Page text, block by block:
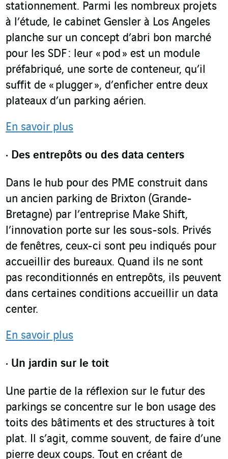
stationnement. Parmi les nombreux projets
à l’étude, le cabinet Gensler à Los Angeles
planche sur un concept d’abri bon marché
pour les SDF : leur « pod » est un module
préfabriqué, une sorte de conteneur, qu’il
suffit de « plugger », d’enficher entre deux
plateaux d’un parking aérien.
En savoir plus
Des entrepôts ou des data centers
Dans le hub pour des PME construit dans
un ancien parking de Brixton (Grande-
Bretagne) par l’entreprise Make Shift,
l’innovation porte sur les sous-sols. Privés
de fenêtres, ceux-ci sont peu indiqués pour
accueillir des bureaux. Quand ils ne sont
pas reconditionnés en entrepôts, ils peuvent
dans certaines conditions accueillir un data
center.
En savoir plus
Un jardin sur le toit
Une partie de la réflexion sur le futur des
parkings se concentre sur le bon usage des
toits des bâtiments et des structures à toit
plat. Il s’agit, comme souvent, de faire d’une
pierre deux coups. Tout en créant de